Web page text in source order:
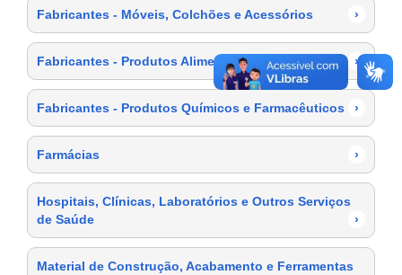
Fabricantes - Móveis, Colchões e Acessórios ›
Fabricantes - Produtos Alimentícios ›
Fabricantes - Produtos Químicos e Farmacêuticos ›
Farmácias ›
Hospitais, Clínicas, Laboratórios e Outros Serviços
de Saúde
›
Material de Construção, Acabamento e Ferramentas